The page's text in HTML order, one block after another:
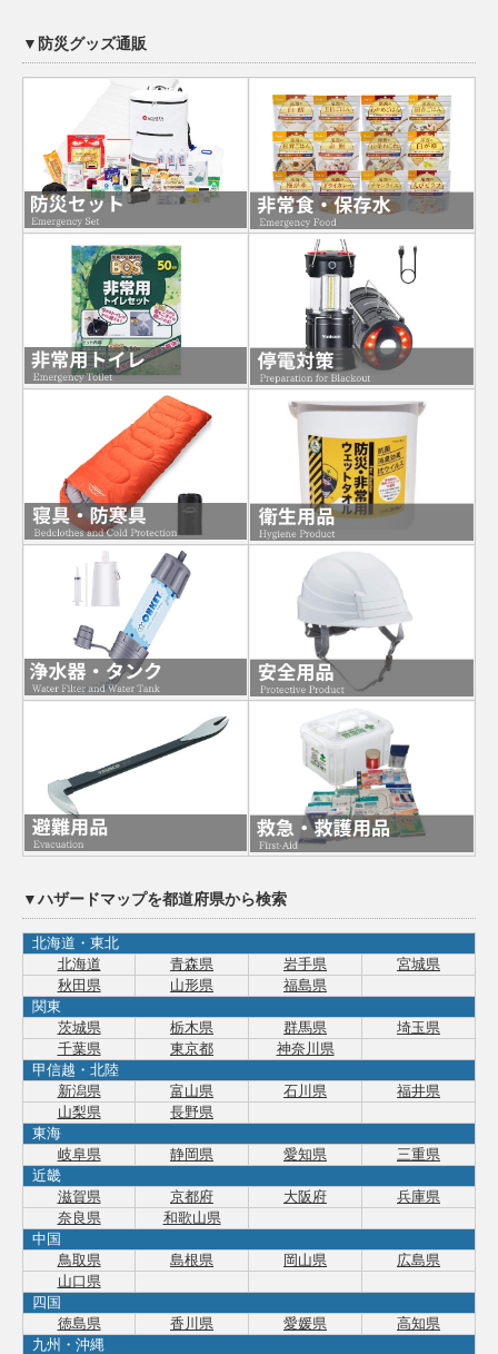
▼防災グッズ通販
▼ハザードマップを都道府県から検索
北海道・東北
北海道
青森県 岩手県
宮城県
秋田県
山形県
福島県
関東
茨城県
栃木県 群馬県
埼玉県
千葉県
東京都
神奈川県
甲信越・北陸
新潟県
富山県 石川県
福井県
山梨県
長野県
東海
岐阜県
静岡県 愛知県
三重県
近畿
滋賀県
京都府 大阪府
兵庫県
奈良県
和歌山県
中国
鳥取県
島根県 岡山県
広島県
山口県
四国
徳島県
香川県 愛媛県
高知県
九州・沖縄